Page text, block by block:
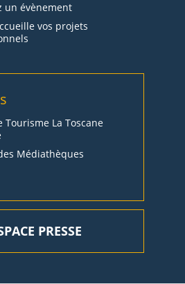
un évènement
vos projets
Tourisme La Toscane
Médiathèques
PRESSE